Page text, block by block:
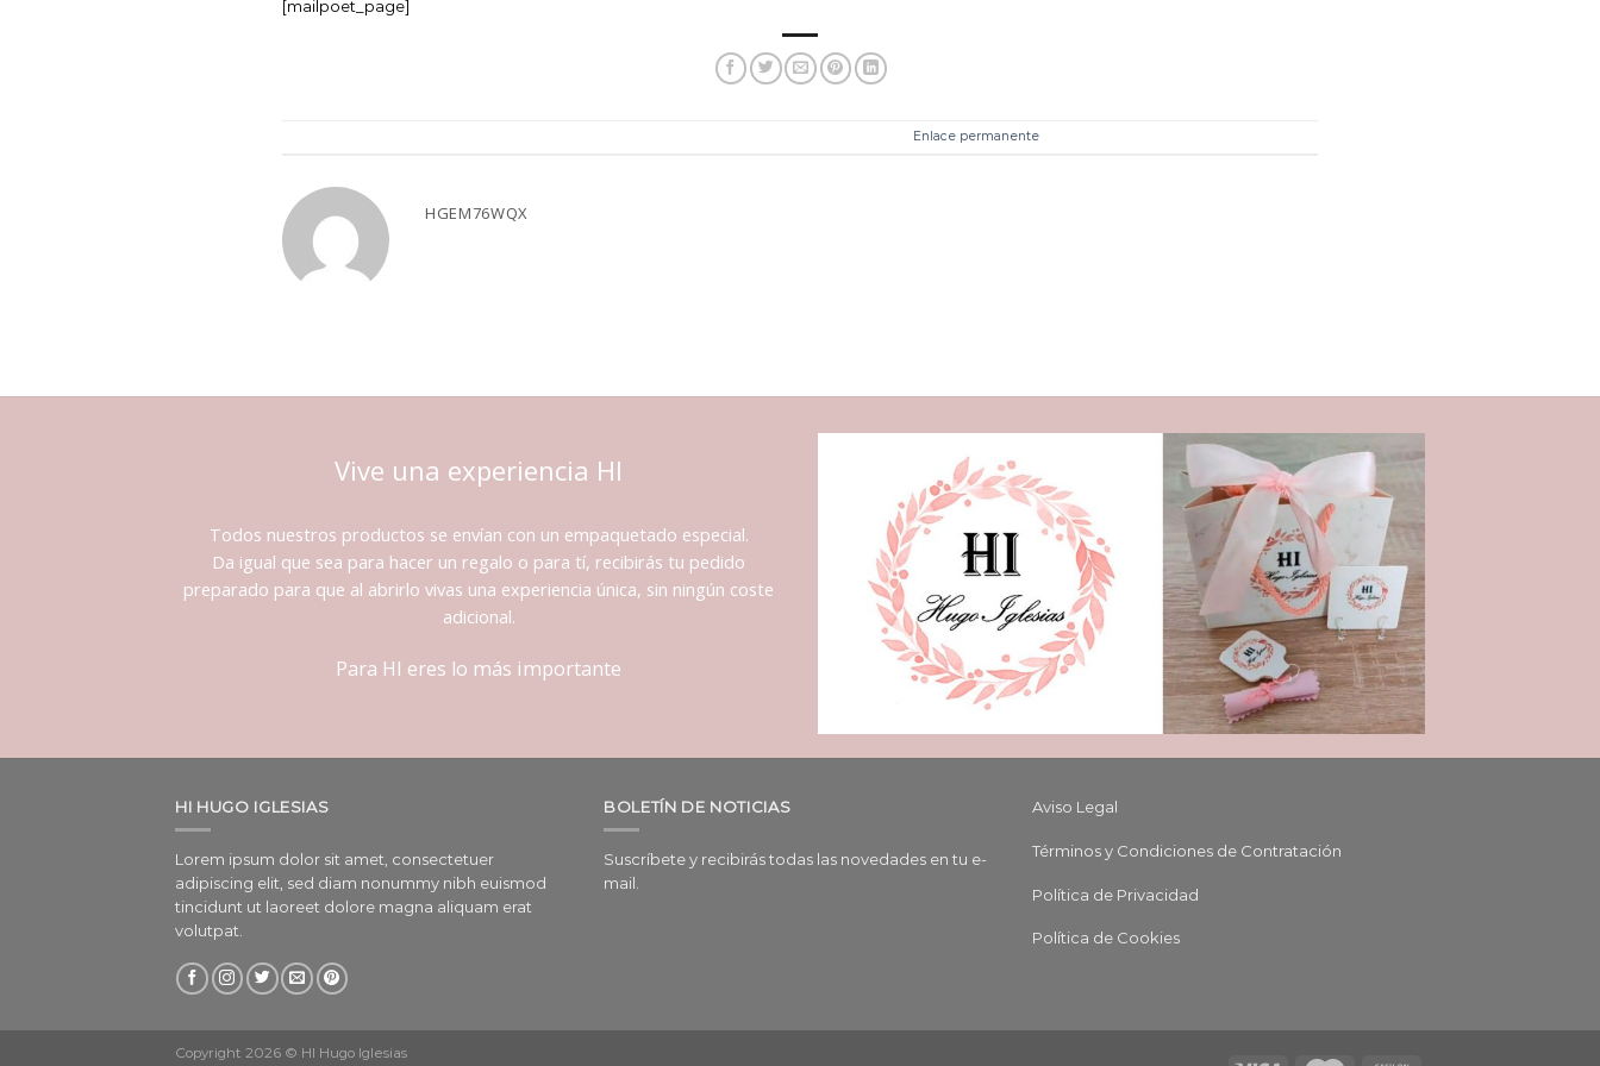
[mailpoet_page]
Enlace permanente
HGEM76WQX
Vive una experiencia HI
Todos nuestros productos se envían con un empaquetado especial.
Da igual que sea para hacer un regalo o para tí, recibirás tu pedido
preparado para que al abrirlo vivas una experiencia única, sin ningún coste
adicional.
Para HI eres lo más importante
HI HUGO IGLESIAS
Lorem ipsum dolor sit amet, consectetuer
adipiscing elit, sed diam nonummy nibh euismod
tincidunt ut laoreet dolore magna aliquam erat
volutpat.
BOLETÍN DE NOTICIAS
Suscríbete y recibirás todas las novedades en tu e-
mail.
Aviso Legal
Términos y Condiciones de Contratación
Política de Privacidad
Política de Cookies
Copyright 2026 © HI Hugo Iglesias